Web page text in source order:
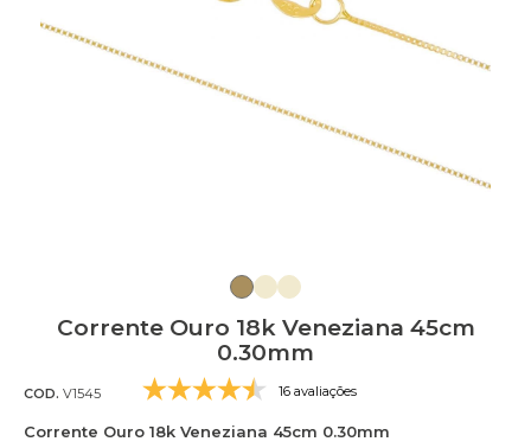
Corrente Ouro 18k Veneziana 45cm
0.30mm
COD. V1545 16 avaliações
Corrente Ouro 18k Veneziana 45cm 0.30mm